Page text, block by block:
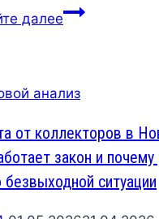
далееСтоимость
из
складывается
цена
процедуры
анализ
от коллекторов в
закон и
безвыходной ситуации